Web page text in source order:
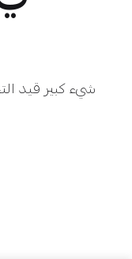
شيء كبير قيد